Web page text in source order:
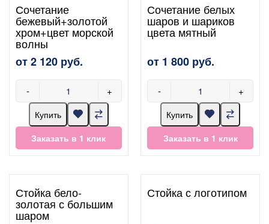
Сочетание
бежевый+золотой
хром+цвет морской
волны
от 2 120 руб.
- +
Купить
Заказать в 1 клик
Сочетание белых
шаров и шариков
цвета мятный
от 1 800 руб.
- +
Купить
Заказать в 1 клик
Стойка бело-
золотая с большим
шаром
Стойка с логотипом